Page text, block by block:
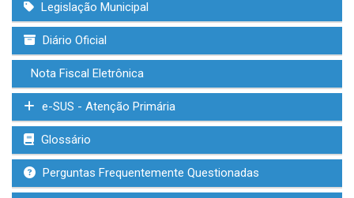
Legislação Municipal
Diário Oficial
Nota Fiscal Eletrônica
e-SUS - Atenção Primária
Glossário
Perguntas Frequentemente Questionadas